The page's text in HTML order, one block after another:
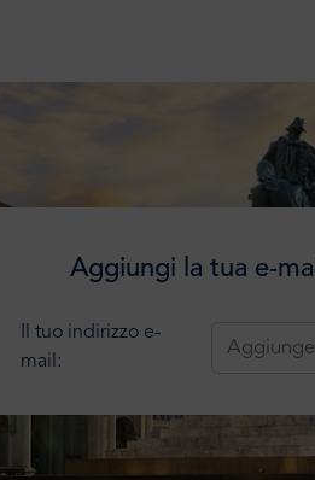
Aggiungi la tua e-
Il tuo indirizzo e-
mail: